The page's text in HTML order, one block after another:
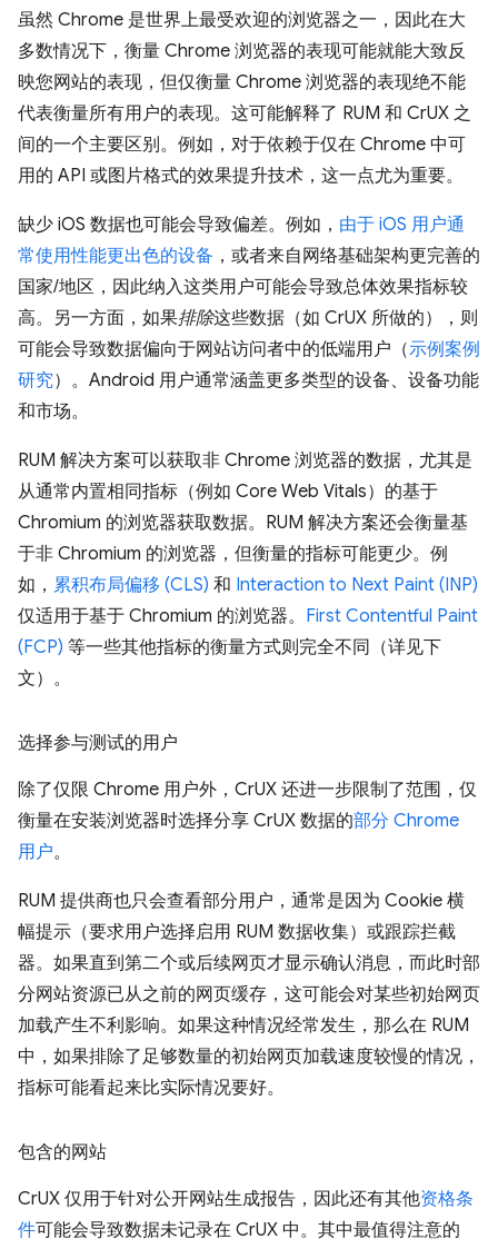
虽然 Chrome 是世界上最受欢迎的浏览器之一，因此在大
多数情况下，衡量 Chrome 浏览器的表现可能就能大致反
映您网站的表现，但仅衡量 Chrome 浏览器的表现绝不能
代表衡量所有用户的表现。这可能解释了 RUM 和 CrUX 之
间的一个主要区别。例如，对于依赖于仅在 Chrome 中可
用的 API 或图片格式的效果提升技术，这一点尤为重要。
缺少 iOS 数据也可能会导致偏差。例如， 由于 iOS 用户通
常使用性能更出色的设备 ，或者来自网络基础架构更完善的
国家/地区，因此纳入这类用户可能会导致总体效果指标较
高。另一方面，如果排除这些数据（如 CrUX 所做的），则
可能会导致数据偏向于网站访问者中的低端用户（示例案例
研究）。Android 用户通常涵盖更多类型的设备、设备功能
和市场。
RUM 解决方案可以获取非 Chrome 浏览器的数据，尤其是
从通常内置相同指标（例如 Core Web Vitals）的基于
Chromium 的浏览器获取数据。RUM 解决方案还会衡量基
于非 Chromium 的浏览器，但衡量的指标可能更少。例
如， 累积布局偏移 (CLS) 和 Interaction to Next Paint (INP)
仅适用于基于 Chromium 的浏览器。 First Contentful Paint
(FCP) 等一些其他指标的衡量方式则完全不同（详见下
文）。
选择参与测试的用户
除了仅限 Chrome 用户外，CrUX 还进一步限制了范围，仅
衡量在安装浏览器时选择分享 CrUX 数据的部分 Chrome
用户。
RUM 提供商也只会查看部分用户，通常是因为 Cookie 横
幅提示（要求用户选择启用 RUM 数据收集）或跟踪拦截
器。如果直到第二个或后续网页才显示确认消息，而此时部
分网站资源已从之前的网页缓存，这可能会对某些初始网页
加载产生不利影响。如果这种情况经常发生，那么在 RUM
中，如果排除了足够数量的初始网页加载速度较慢的情况，
指标可能看起来比实际情况要好。
包含的网站
CrUX 仅用于针对公开网站生成报告，因此还有其他资格条
件可能会导致数据未记录在 CrUX 中。其中最值得注意的